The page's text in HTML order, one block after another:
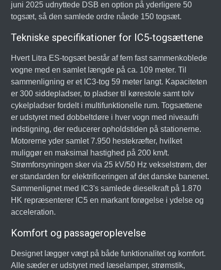
juni 2025 udnyttede DSB en option på yderligere 50
togsæt, så den samlede ordre nåede 150 togsæt.
Tekniske specifikationer for IC5-togsættene
Hvert Litra ES-togsæt består af fem fast sammenkoblede
vogne med en samlet længde på ca. 109 meter. Til
sammenligning er et IC3-tog 59 meter langt. Kapaciteten
er 300 siddepladser, to pladser til kørestole samt tolv
cykelpladser fordelt i multifunktionelle rum. Togsættene
er udstyret med dobbeltdøre i hver vogn med niveaufri
indstigning, der reducerer opholdstiden på stationerne.
Motorerne yder samlet 7.950 hestekræfter, hvilket
muliggør en maksimal hastighed på 200 km/t.
Strømforsyningen sker via 25 kV/50 Hz vekselstrøm, der
er standarden for elektrificeringen af det danske banenet.
Sammenlignet med IC3's samlede dieselkraft på 1.870
HK repræsenterer IC5 en markant forøgelse i ydelse og
acceleration.
Komfort og passageroplevelse
Designet lægger vægt på både funktionalitet og komfort.
Alle sæder er udstyret med læselamper, strømstik,